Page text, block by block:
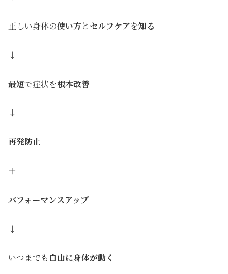
正しい身体の使い方とセルフケアを知る
↓
最短で症状を根本改善
↓
再発防止
＋
パフォーマンスアップ
↓
いつまでも 自由に身体が動く